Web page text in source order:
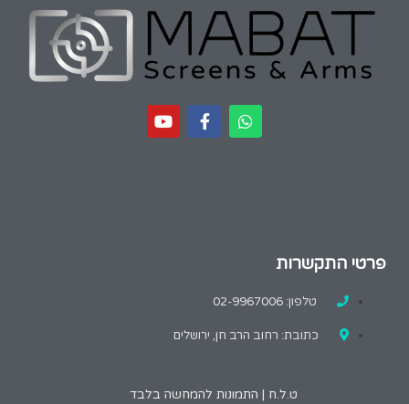
פרטי התקשרות
טלפון: 02-9967006
כתובת: רחוב הרב חן, ירושלים
ט.ל.ח | התמונות להמחשה בלבד